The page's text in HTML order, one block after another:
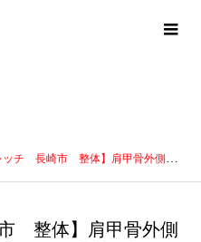
体】肩甲骨外側の痛みと内側の違い｜チェックリスト＆セルフケア解説【女性ゴルファー必見】
整体】肩甲骨外側